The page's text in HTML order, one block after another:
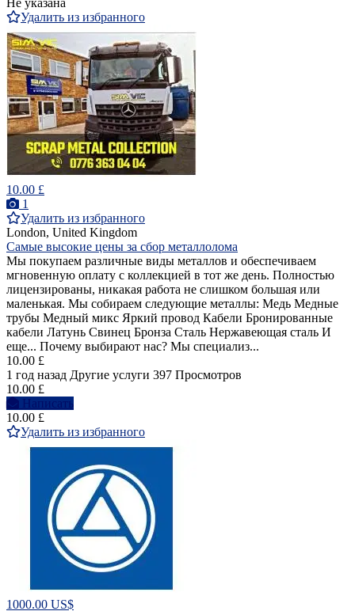
Удалить из избранного
10.00 £
1
Удалить из избранного
London, United Kingdom
Самые высокие цены за сбор металлолома
Мы покупаем различные виды металлов и обеспечиваем
мгновенную оплату с коллекцией в тот же день. Полностью
лицензированы, никакая работа не слишком большая или
маленькая. Мы собираем следующие металлы: Медь Медные
трубы Медный микс Яркий провод Кабели Бронированные
кабели Латунь Свинец Бронза Сталь Нержавеющая сталь И
еще... Почему выбирают нас? Мы специализ...
10.00 £
1 год назад Другие услуги 397 Просмотров
10.00 £
Написать
10.00 £
Удалить из избранного
1000.00 US$